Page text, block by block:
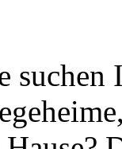
suchen